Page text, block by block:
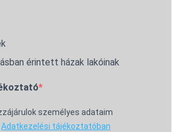
érintett házak lakóinak
személyes adataim
Adatkezelési tájékoztatóban